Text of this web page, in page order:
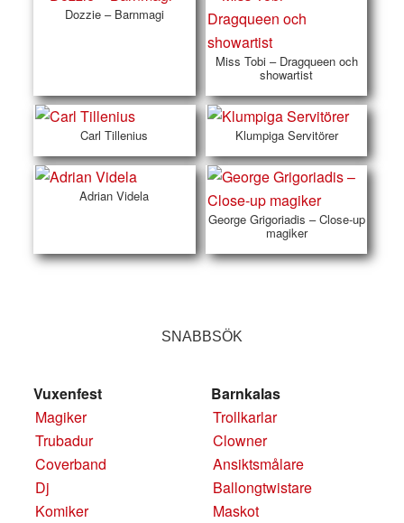
Dozzie – Barnmagi
Miss Tobi – Dragqueen och
showartist
Carl Tillenius Klumpiga Servitörer
Adrian Videla
George Grigoriadis – Close-up
magiker
SNABBSÖK
Vuxenfest
Magiker
Trubadur
Coverband
Dj
Komiker
Barnkalas
Trollkarlar
Clowner
Ansiktsmålare
Ballongtwistare
Maskot